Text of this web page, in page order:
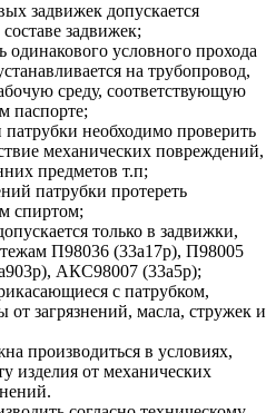
задвижек допускается
задвижек;
условного прохода
на трубопровод,
среду, соответствующую
паспорте;
необходимо проверить
механических повреждений,
предметов т.п;
патрубки протереть
спиртом;
только в задвижки,
П98036 (33а17р), П98005
АКС98007 (33а5р);
с патрубком,
загрязнений, масла, стружек и
производиться в условиях,
изделия от механических